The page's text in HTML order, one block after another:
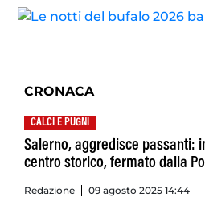
CRONACA
CALCI E PUGNI
Salerno, aggredisce passanti:
centro storico, fermato dalla
Redazione 09 agosto 2025 14:44